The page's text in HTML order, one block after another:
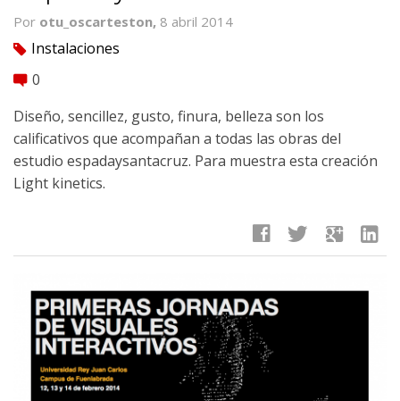
Por otu_oscarteston, 8 abril 2014
tag Instalaciones
comment 0
Diseño, sencillez, gusto, finura, belleza son los
calificativos que acompañan a todas las obras del
estudio espadaysantacruz. Para muestra esta creación
Light kinetics.
facebook twitter google linkedin